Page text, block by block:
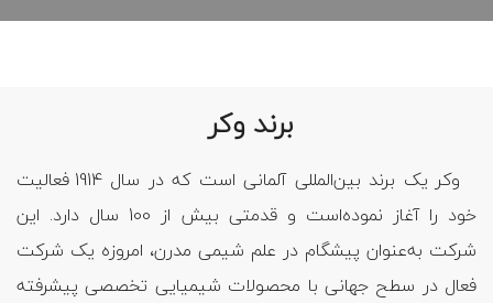
برند وکر
وکر یک برند بین‌المللی آلمانی است که در سال 1914 فعالیت
خود را آغاز نموده‌است و قدمتی بیش از 100 سال دارد. این
شرکت به‌عنوان پیشگام در علم شیمی مدرن، امروزه یک شرکت
فعال در سطح جهانی با محصولات شیمیایی تخصصی پیشرفته